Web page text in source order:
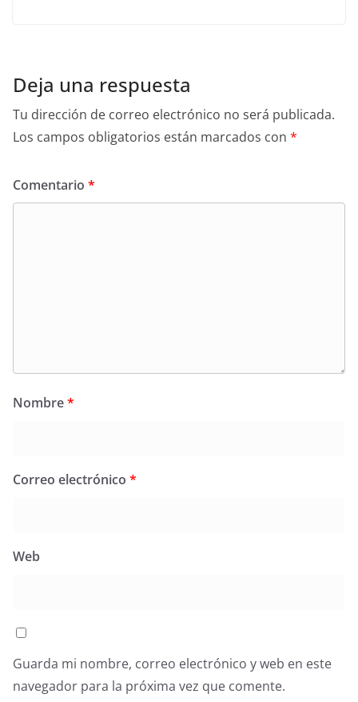
Deja una respuesta
Tu dirección de correo electrónico no será publicada.
Los campos obligatorios están marcados con *
Comentario *
Nombre*
Correo electrónico *
Web
Guarda mi nombre, correo electrónico y web en este
navegador para la próxima vez que comente.